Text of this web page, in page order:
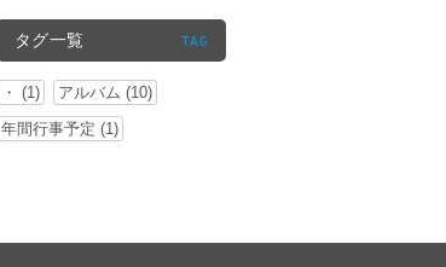
タグ一覧 TAG
・ (1)
アルバム (10)
年間行事予定 (1)